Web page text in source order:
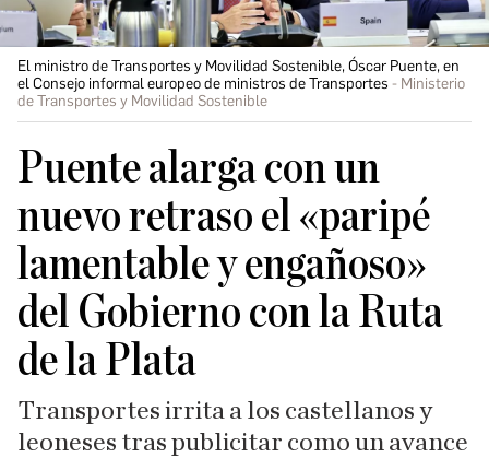
El ministro de Transportes y Movilidad Sostenible, Óscar Puente, en
el Consejo informal europeo de ministros de Transportes
Ministerio
de Transportes y Movilidad Sostenible
Puente alarga con un
nuevo retraso el «paripé
lamentable y engañoso»
del Gobierno con la Ruta
de la Plata
Transportes irrita a los castellanos y
leoneses tras publicitar como un avance